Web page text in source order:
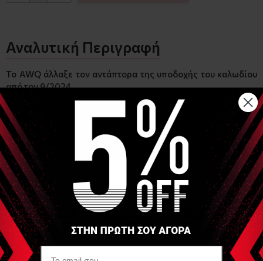
Αναλυτική Περιγραφή
Το AWQ άλλαξε τον αντάπτορα της υποδοχής του καλωδίου
από τον 9/2024 .
Τα παλαιά μηχανήματα έχουν παραλληλόγραμμη υποδοχή με
2 PIN όπως στην φωτογραφία